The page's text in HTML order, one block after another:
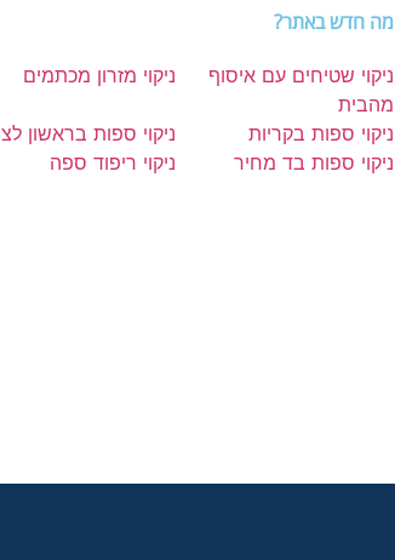
מה חדש באתר?
ניקוי שטיחים עם איסוף
מהבית
ניקוי מזרון מכתמים
ניקוי ספות בקריות
ניקוי ספות בראשון
ניקוי ספות בד מחיר
ניקוי ריפוד ספה